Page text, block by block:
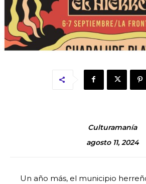
Culturamanía
agosto 11, 2024
Un año más, el municipio